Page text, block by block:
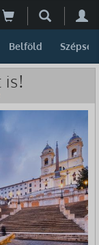
Belföld Szépség
is!